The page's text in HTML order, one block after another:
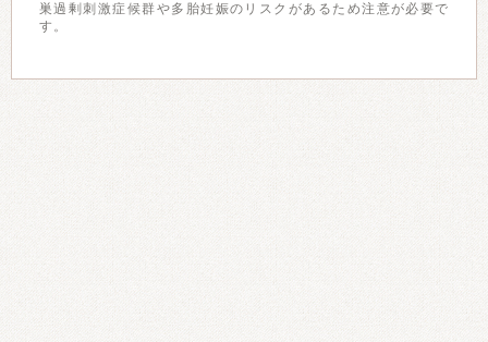
巣過剰刺激症候群や多胎妊娠のリスクがあるため注意が必要で
す。